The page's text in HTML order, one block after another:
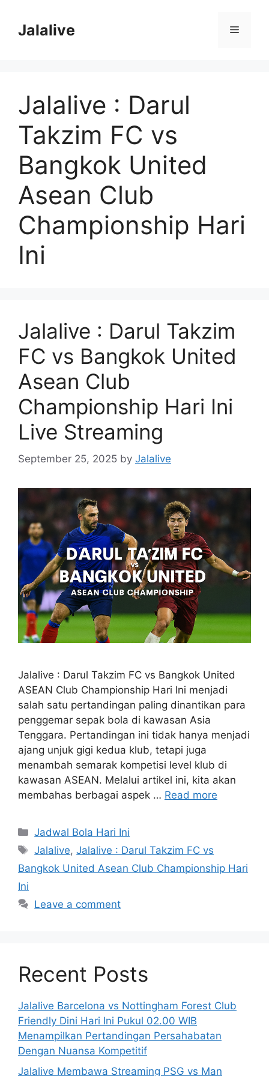
contentJalalive Menu
Jalalive : Darul
Takzim FC vs
Bangkok United
Asean Club
Championship Hari
Ini
Jalalive : Darul Takzim
FC vs Bangkok United
Asean Club
Championship Hari Ini
Live Streaming
September 25, 2025 by Jalalive
Jalalive : Darul Takzim FC vs Bangkok United
ASEAN Club Championship Hari Ini menjadi
salah satu pertandingan paling dinantikan para
penggemar sepak bola di kawasan Asia
Tenggara. Pertandingan ini tidak hanya menjadi
ajang unjuk gigi kedua klub, tetapi juga
menambah semarak kompetisi level klub di
kawasan ASEAN. Melalui artikel ini, kita akan
membahas berbagai aspek … Read more
Categories
Jadwal Bola Hari Ini
Tags
Jalalive,Jalalive : Darul Takzim FC vs
Bangkok United Asean Club Championship Hari
Ini
Leave a comment
Recent Posts
Jalalive Barcelona vs Nottingham Forest Club
Friendly Dini Hari Ini Pukul 02.00 WIB
Menampilkan Pertandingan Persahabatan
Dengan Nuansa Kompetitif
Jalalive Membawa Streaming PSG vs Man